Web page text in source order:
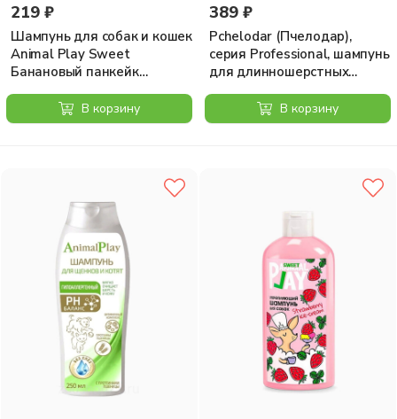
219 ₽
Шампунь для собак и кошек
Animal Play Sweet
Банановый панкейк
гипоаллергенный, 300 мл
В корзину
389 ₽
Pchelodar (Пчелодар),
серия Professional, шампунь
для длинношерстных
кошек с маточным
молочком, 250 мл
В корзину